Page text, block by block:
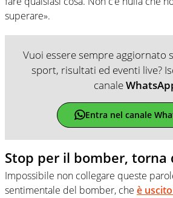
superare».
Vuoi essere sempre aggiornato
sport, risultati ed eventi live?
canale
Entra nel canale
Stop per il bomber, torna
Impossibile non collegare queste
sentimentale del bomber, che è